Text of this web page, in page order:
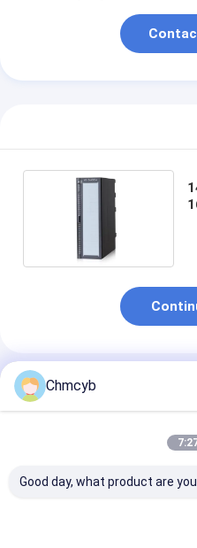
Produits Recommandés
Chmcyb
Good day, what product are